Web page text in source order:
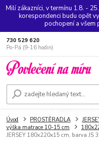
Milí zákazníci, v termínu 1.8. -
korespondenci budu opět
pochopení a všem
730 529 620
Po-Pá (9-16 hodin)
Úvod PROSTĚRADLA
výška matrace 10-15 cm
JERSEY 180x220x15 cm, barva JS